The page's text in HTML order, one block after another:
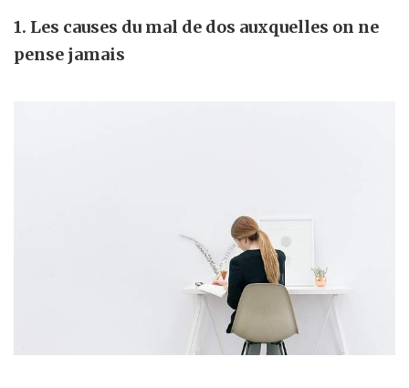
1. Les causes du mal de dos auxquelles on ne
pense jamais